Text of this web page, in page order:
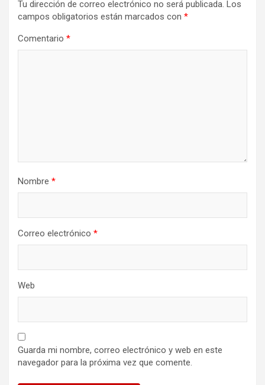
Tu dirección de correo electrónico no será publicada. Los
campos obligatorios están marcados con *
Comentario *
Nombre *
Correo electrónico *
Web
Guarda mi nombre, correo electrónico y web en este
navegador para la próxima vez que comente.